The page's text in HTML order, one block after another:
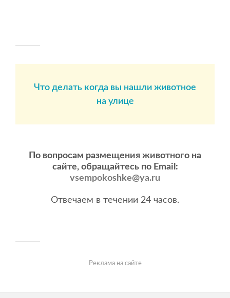
Что делать когда вы нашли животное
на улице
По вопросам размещения животного на
сайте, обращайтесь по Email:
vsempokoshke@ya.ru
Отвечаем в течении 24 часов.
Реклама на сайте